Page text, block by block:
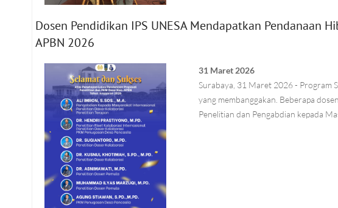
Dosen Pendidikan IPS UNESA Mendapatkan Pendanaan
APBN 2026
31 Maret 2026
Surabaya, 31 Maret 2026 - Program
yang membanggakan. Beberapa
Penelitian dan Pengabdian kepada